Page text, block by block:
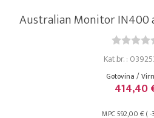
Australian Monitor IN400
Kat.br. :
Gotovina /
414,40
MPC 592,00 € (